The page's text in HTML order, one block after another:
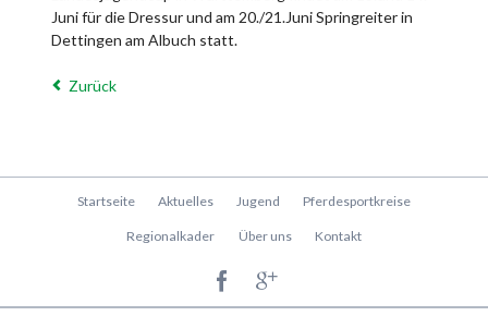
Juni für die Dressur und am 20./21.Juni Springreiter in
Dettingen am Albuch statt.
Zurück
Navigation
Startseite Aktuelles Jugend Pferdesportkreise
Regionalkader Über uns Kontakt